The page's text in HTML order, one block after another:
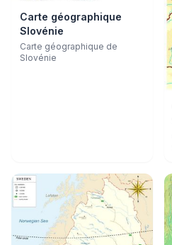
Carte géographique
Slovénie
Carte géographique de
Slovénie